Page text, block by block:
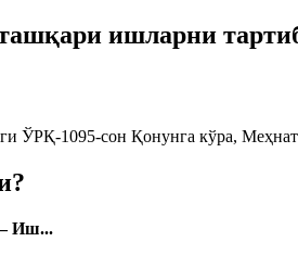
ишларни
ЎРҚ-1095-сон Қонунга кўра, Меҳнат
Иш...